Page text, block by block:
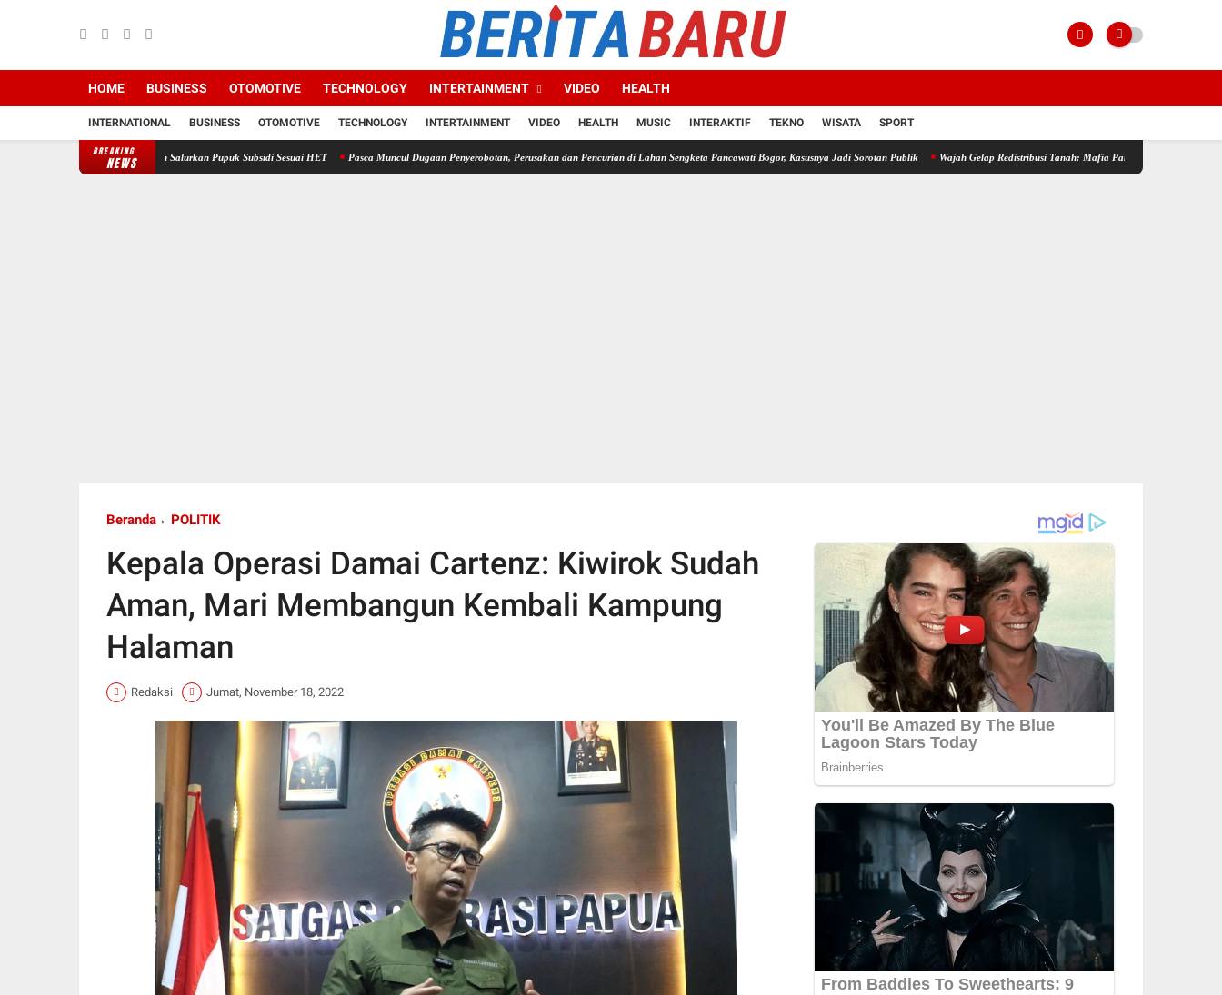
HOME BUSINESS OTOMOTIVE TECHNOLOGY INTERTAINMENT VIDEO HEALTH
INTERNATIONAL BUSINESS OTOMOTIVE TECHNOLOGY INTERTAINMENT VIDEO HEALTH MUSIC INTERAKTIF TEKNO WISATA SPORT
BREAKING
NEWS
Tani Berkah Konsisten Salurkan Pupuk Subsidi Sesuai HET Pasca Muncul Dugaan Penyerobotan, Perusakan dan Pencurian di Lahan Sengketa Pancawati Bogor, Kasusnya Jadi Sorotan Publik Wajah Gelap Redistribusi Tanah: Mafia Pancawati Jadikan PRONA Sebagai
Beranda POLITIK
Kepala Operasi Damai Cartenz: Kiwirok Sudah
Aman, Mari Membangun Kembali Kampung
Halaman
Redaksi Jumat, November 18, 2022